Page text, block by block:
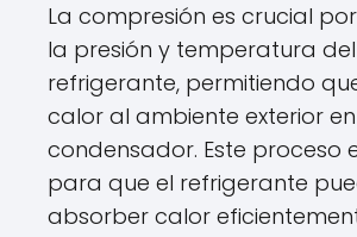
La compresión es crucial
la presión y temperatura del
refrigerante, permitiendo
calor al ambiente exterior
condensador. Este proceso
para que el refrigerante
absorber calor